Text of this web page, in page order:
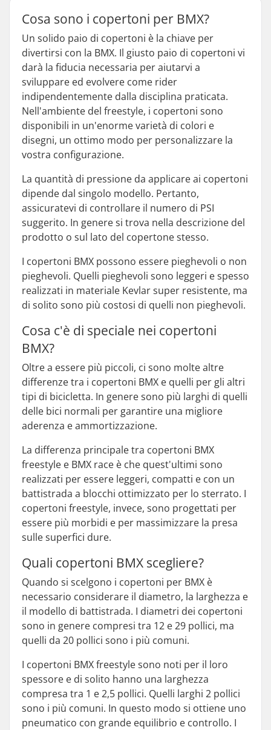
Cosa sono i copertoni per BMX?
Un solido paio di copertoni è la chiave per
divertirsi con la BMX. Il giusto paio di copertoni vi
darà la fiducia necessaria per aiutarvi a
sviluppare ed evolvere come rider
indipendentemente dalla disciplina praticata.
Nell'ambiente del freestyle, i copertoni sono
disponibili in un'enorme varietà di colori e
disegni, un ottimo modo per personalizzare la
vostra configurazione.
La quantità di pressione da applicare ai copertoni
dipende dal singolo modello. Pertanto,
assicuratevi di controllare il numero di PSI
suggerito. In genere si trova nella descrizione del
prodotto o sul lato del copertone stesso.
I copertoni BMX possono essere pieghevoli o non
pieghevoli. Quelli pieghevoli sono leggeri e spesso
realizzati in materiale Kevlar super resistente, ma
di solito sono più costosi di quelli non pieghevoli.
Cosa c'è di speciale nei copertoni
BMX?
Oltre a essere più piccoli, ci sono molte altre
differenze tra i copertoni BMX e quelli per gli altri
tipi di bicicletta. In genere sono più larghi di quelli
delle bici normali per garantire una migliore
aderenza e ammortizzazione.
La differenza principale tra copertoni BMX
freestyle e BMX race è che quest'ultimi sono
realizzati per essere leggeri, compatti e con un
battistrada a blocchi ottimizzato per lo sterrato. I
copertoni freestyle, invece, sono progettati per
essere più morbidi e per massimizzare la presa
sulle superfici dure.
Quali copertoni BMX scegliere?
Quando si scelgono i copertoni per BMX è
necessario considerare il diametro, la larghezza e
il modello di battistrada. I diametri dei copertoni
sono in genere compresi tra 12 e 29 pollici, ma
quelli da 20 pollici sono i più comuni.
I copertoni BMX freestyle sono noti per il loro
spessore e di solito hanno una larghezza
compresa tra 1 e 2,5 pollici. Quelli larghi 2 pollici
sono i più comuni. In questo modo si ottiene uno
pneumatico con grande equilibrio e controllo. I